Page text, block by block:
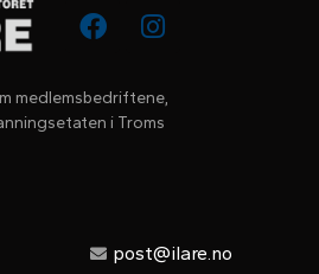
medlemsbedriftene,
i Troms
post@ilare.no